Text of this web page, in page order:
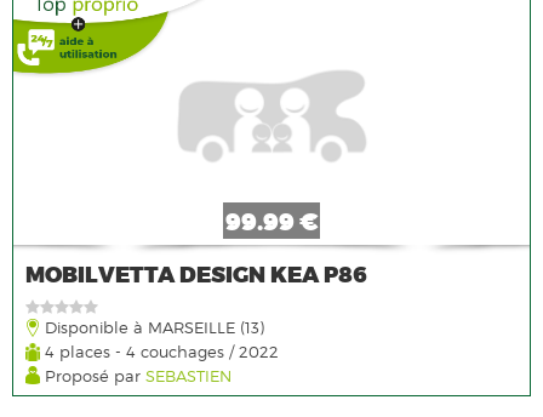
99.99 €
MOBILVETTA DESIGN KEA P86
Disponible à MARSEILLE (13)
4 places - 4 couchages / 2022
Proposé par SEBASTIEN